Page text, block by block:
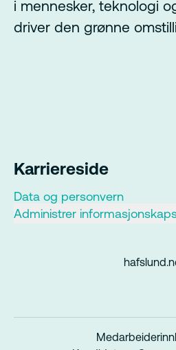
i mennesker, teknologi
driver den grønne
Karriereside
Data og personvern
Administrer